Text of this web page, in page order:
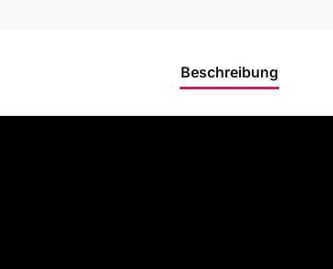
Beschreibung